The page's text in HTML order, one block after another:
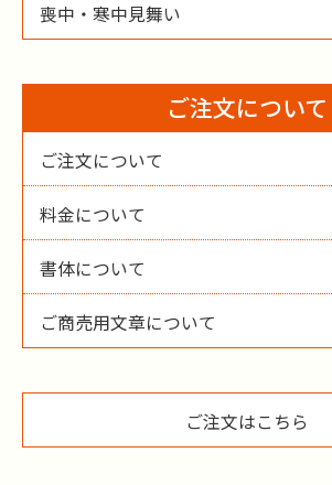
喪中・寒中見舞い
ご注文について
ご注文について
料金について
書体について
ご商売用文章について
ご注文はこちら